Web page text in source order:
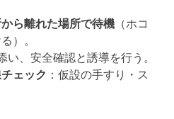
ら離れた場所で待機 （ホコ
）。
い、安全確認と誘導を行う。
ェック ：仮設の手すり・ス